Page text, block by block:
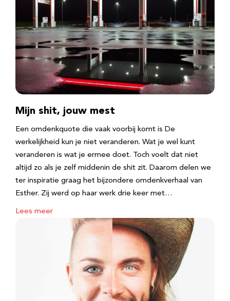
Mijn shit, jouw mest
Een omdenkquote die vaak voorbij komt is De
werkelijkheid kun je niet veranderen. Wat je wel kunt
veranderen is wat je ermee doet. Toch voelt dat niet
altijd zo als je zelf middenin de shit zit. Daarom delen we
ter inspiratie graag het bijzondere omdenkverhaal van
Esther. Zij werd op haar werk drie keer met…
Lees meer